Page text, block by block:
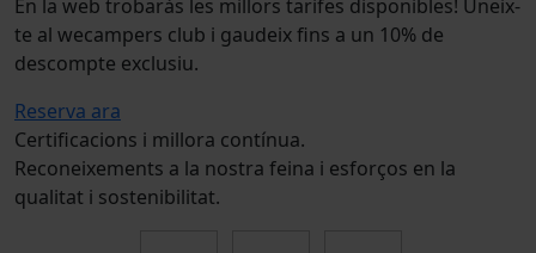
En la web trobaràs les millors tarifes disponibles! Uneix-
te al wecampers club i gaudeix fins a un 10% de
descompte exclusiu.
Reserva ara
Certificacions i millora contínua.
Reconeixements a la nostra feina i esforços en la
qualitat i sostenibilitat.